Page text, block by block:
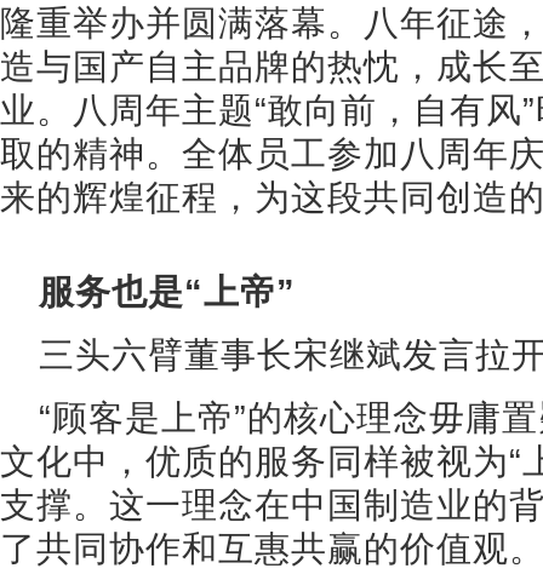
隆重举办并圆满落幕。八年征途
造与国产自主品牌的热忱，成长
业。八周年主题“敢向前，自有风
取的精神。全体员工参加八周年
来的辉煌征程，为这段共同创造
服务也是“上帝”
三头六臂董事长宋继斌发言拉
“顾客是上帝”的核心理念毋庸
文化中，优质的服务同样被视为“
支撑。这一理念在中国制造业的
了共同协作和互惠共赢的价值观